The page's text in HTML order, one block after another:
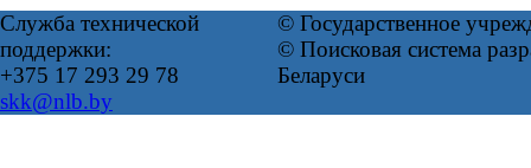
Служба технической
поддержки:
+375 17 293 29 78
skk@nlb.by
© Государственное
© Поисковая система
Беларуси